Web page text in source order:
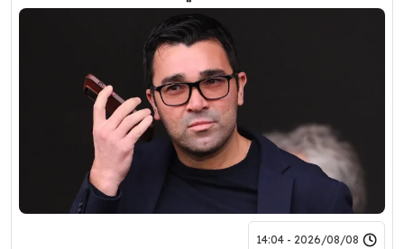
2026/08/08 - 14:04